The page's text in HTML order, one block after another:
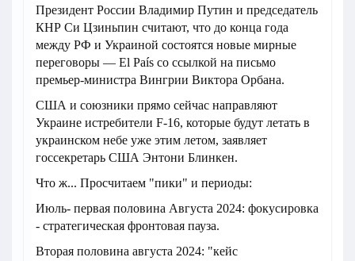
Президент России Владимир Путин и председатель
КНР Си Цзиньпин считают, что до конца года
между РФ и Украиной состоятся новые мирные
переговоры — El País со ссылкой на письмо
премьер-министра Вингрии Виктора Орбана.
США и союзники прямо сейчас направляют
Украине истребители F-16, которые будут летать в
украинском небе уже этим летом, заявляет
госсекретарь США Энтони Блинкен.
Что ж... Просчитаем "пики" и периоды:
Июль- первая половина Августа 2024: фокусировка
- стратегическая фронтовая пауза.
Вторая половина августа 2024: "кейс